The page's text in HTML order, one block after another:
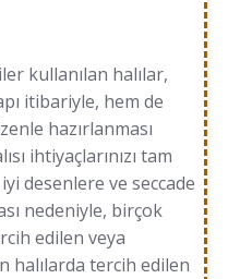
kullanılan halılar,
itibariyle, hem de
hazırlanması
ihtiyaçlarınızı tam
desenlere ve seccade
nedeniyle, birçok
edilen veya
halılarda tercih edilen